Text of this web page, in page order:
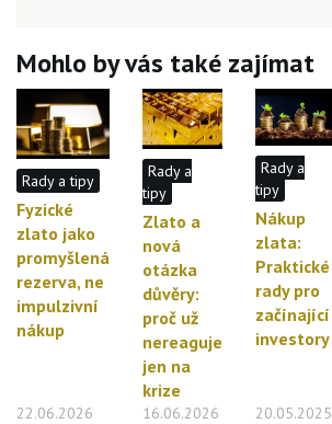
Mohlo by vás také zajímat
Rady a tipy
Fyzické
zlato jako
promyšlená
rezerva, ne
impulzivní
nákup
22.06.2026
Rady a
tipy
Zlato a
nová
otázka
důvěry:
proč už
nereaguje
jen na
krize
16.06.2026
Rady a
tipy
Nákup
zlata:
Praktické
rady pro
začínající
investory
20.05.2025